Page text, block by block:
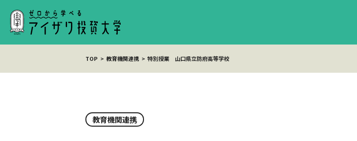
TOP 教育機関連携 特別授業 山口県立防府高等学校
教育機関連携